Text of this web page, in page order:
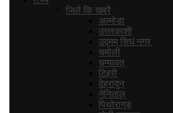
जिले कि खबरै
अल्मोडा
उत्तरकाशी
उद्मम् सिघं नगर्
चमोली
चम्पावत्
टिहरी
देहरादुन्
नेनिताल्
पिथोरागड़